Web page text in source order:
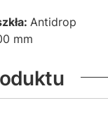
Antidrop
mm